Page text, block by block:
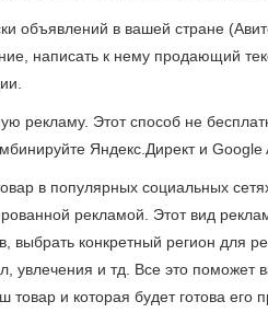
объявлений в вашей стране
написать к нему продающий
рекламу. Этот способ не
Яндекс.Директ и Google
в популярных социальных
рекламой. Этот вид
выбрать конкретный регион для
увлечения и тд. Все это поможет
товар и которая будет готова его